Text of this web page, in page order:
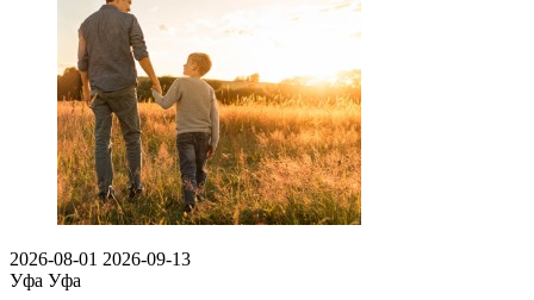
2026-08-01 2026-09-13
Уфа Уфа